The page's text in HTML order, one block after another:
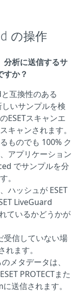
の操作
析に送信するサ
すか？
互換性のある
いサンプルを検
ESETスキャンエ
キャンされます。
ものでも 100% ク
アプリケーション
でサンプルを分
。
ハッシュが ESET
LiveGuard
ているかどうかが
受信していない場
れます。
メタデータは、
PROTECTまた
送信されます。